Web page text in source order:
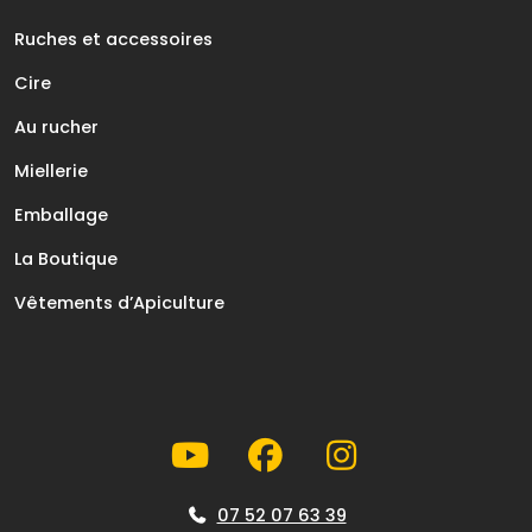
Ruches et accessoires
Cire
Au rucher
Miellerie
Emballage
La Boutique
Vêtements d’Apiculture
07 52 07 63 39